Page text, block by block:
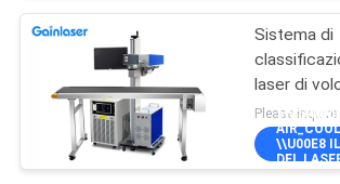
Sistema di
laser di
dell'aria
\\U00E8
DEL